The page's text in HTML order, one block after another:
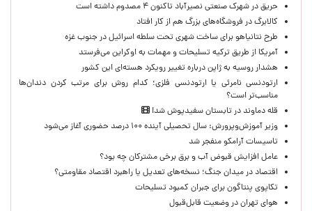
حریق در شهرک صنعتی نصیرآباد تاکنون ۴ مصدوم داشته است
کالابرگ در فروشگاه‌های بزرگ هم از کار افتاد
طرح نتانیاهو برای ساخت شهری تحت سلطه اسرائیل در جنوب غزه
آمریکا از طریق ترکیه تسلیحات و مهمات به اوکراین می‌فرستد
هشدار روسیه به ژاپن درباره تغییر رویکرد هسته‌ای این کشور
ارتودنسی نامرئی یا ارتودنسی فلزی؛ کدام روش برای مرتب کردن دندان‌ها
مناسب‌تر است؟
قله دماوند در تابستان سفیدپوش شد!
وزیر آموزش‌وپرورش: سال تحصیلی آینده ۱۰۰ درصد حضوری آغاز می‌شود
تاسیسات آرامکو منفجر شد
عامل افزایش قبوض آب و برق برخی مشترکان چه بود؟
اقتصاد در میدان جنگ؛ نسخه‌های تعدیل یا راهبرد اقتصاد مقاومتی؟
تکاپوی پنتاگون برای جبران کمبود تسلیحات
هوای تهران در وضعیت قابل‌قبول